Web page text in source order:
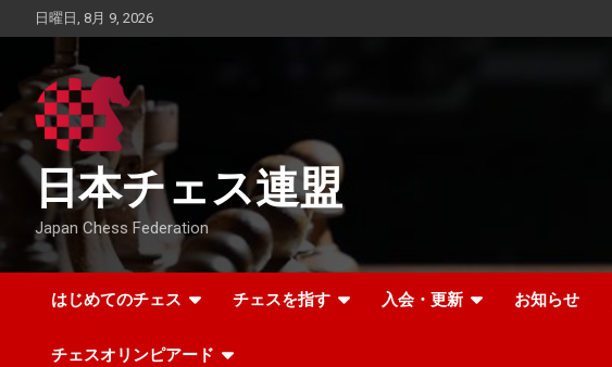
to
日曜日, 8月 9, 2026
日本チェス連盟
Japan Chess Federation
はじめてのチェス チェスを指す 入会・更新 お知らせ
チェスオリンピアード